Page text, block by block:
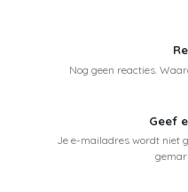
Nog geen reacties.
Geef
Je e-mailadres wordt niet